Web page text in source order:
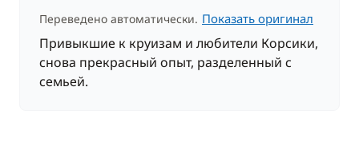
Переведено автоматически. Показать оригинал
Привыкшие к круизам и любители Корсики,
снова прекрасный опыт, разделенный с
семьей.